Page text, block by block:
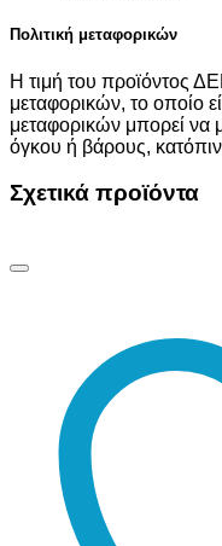
Πολιτική μεταφορικών
Η τιμή του προϊόντος
μεταφορικών, το οποίο
μεταφορικών μπορεί να
όγκου ή βάρους,
Σχετικά προϊόντα